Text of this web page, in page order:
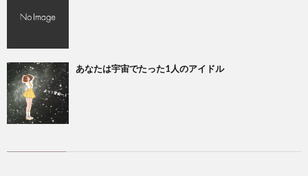
あなたは宇宙でたった1人のアイドル